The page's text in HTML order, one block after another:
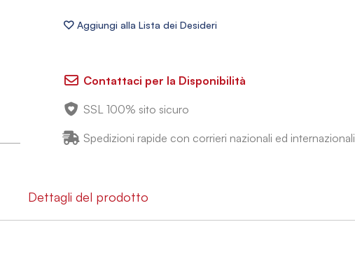
Contattaci per la Disponibilità
SSL 100% sito sicuro
Spedizioni rapide con corrieri nazionali ed internazionali
Dettagli del prodotto